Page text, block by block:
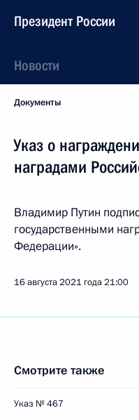
Президент России
Новости
Документы
Указ о
наградами
Владимир Путин
государственными
Федерации».
16 августа 2021 года21:00
Смотрите также
Указ № 467